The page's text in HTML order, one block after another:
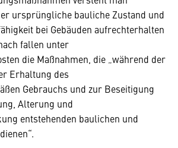
ursprüngliche bauliche Zustand und
bei Gebäuden aufrechterhalten
fallen unter
die Maßnahmen, die „während der
Erhaltung des
Gebrauchs und zur Beseitigung
Alterung und
entstehenden baulichen und